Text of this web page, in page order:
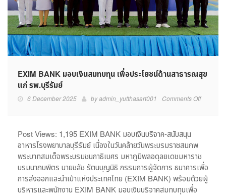
EXIM BANK มอบเงินสมทบทุน เพื่อประโยชน์ด้านสาธารณสุข
แก่ รพ.บุรีรัมย์
6 December 2025 byadmin_yutthasart001 Comments Offon
ทุน
เพื่อ
ประโยชน์
Post Views: 1,195 EXIM BANK มอบเงินบริจาค-สนับสนุน
อาหารโรงพยาบาลบุรีรัมย์ เนื่องในวันคล้ายวันพระบรมราชสมภพ
พระบาทสมเด็จพระบรมชนกาธิเบศร มหาภูมิพลอดุลยเดชมหาราช
บรมนาถบพิตร นายชลัช รัตนบุญนิธิ กรรมการผู้จัดการ ธนาคารเพื่อ
การส่งออกและนำเข้าแห่งประเทศไทย (EXIM BANK) พร้อมด้วยผู้
บริหารและพนักงาน EXIM BANK มอบเงินบริจาคสมทบทุนเพื่อ